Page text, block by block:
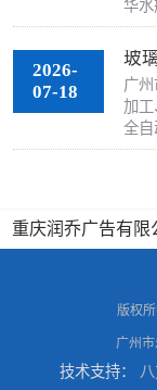
华水
2026-
07-18
玻
广
加工
全自
重庆润乔广告有限
州)建造科技
版权
广州
技术支持：